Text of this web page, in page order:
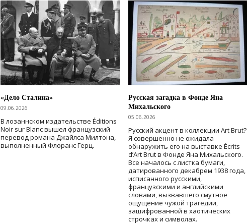
«Дело Сталина»
09.06.2026
В лозаннском издательстве Éditions
Noir sur Blanc вышел французский
перевод романа Джайлса Милтона,
выполненный Флоранс Герц.
Русская загадка в Фонде Яна
Михальского
05.06.2026
Русский акцент в коллекции Art Brut?
Я совершенно не ожидала
обнаружить его на выставке Écrits
d’Art Brut в Фонде Яна Михальского.
Все началось с листка бумаги,
датированного декабрем 1938 года,
исписанного русскими,
французскими и английскими
словами, вызвавшего смутное
ощущение чужой трагедии,
зашифрованной в хаотических
строчках и символах.